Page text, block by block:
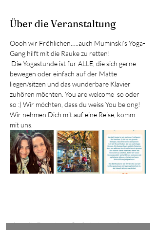
Über die Veranstaltung
Oooh wir Fröhlichen…..auch Muminski‘s Yoga-
Gang hilft mit die Rauke zu retten!
Die Yogastunde ist für ALLE, die sich gerne
bewegen oder einfach auf der Matte
liegen/sitzen und das wunderbare Klavier
zuhören möchten. You are welcome  so oder
so :) Wir möchten, dass du weiss You belong!
Wir nehmen Dich mit auf eine Reise, komm
mit uns.
ohne die Erwartung, flexibel, stark oder